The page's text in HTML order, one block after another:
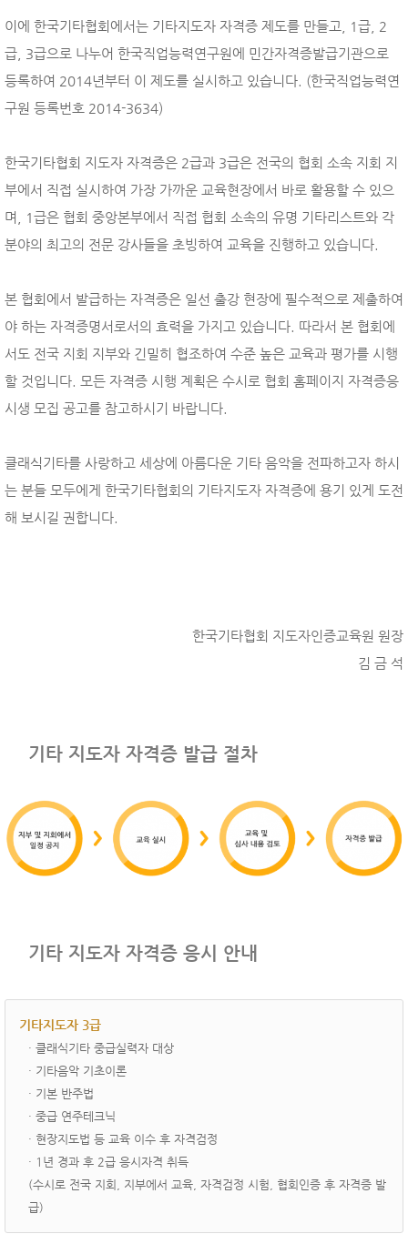
이에 한국기타협회에서는 기타지도자 자격증 제도를 만들고, 1급, 2
급, 3급으로 나누어 한국직업능력연구원에 민간자격증발급기관으로
등록하여 2014년부터 이 제도를 실시하고 있습니다. (한국직업능력연
구원 등록번호 2014-3634)
한국기타협회 지도자 자격증은 2급과 3급은 전국의 협회 소속 지회 지
부에서 직접 실시하여 가장 가까운 교육현장에서 바로 활용할 수 있으
며, 1급은 협회 중앙본부에서 직접 협회 소속의 유명 기타리스트와 각
분야의 최고의 전문 강사들을 초빙하여 교육을 진행하고 있습니다.
본 협회에서 발급하는 자격증은 일선 출강 현장에 필수적으로 제출하여
야 하는 자격증명서로서의 효력을 가지고 있습니다. 따라서 본 협회에
서도 전국 지회 지부와 긴밀히 협조하여 수준 높은 교육과 평가를 시행
할 것입니다. 모든 자격증 시행 계획은 수시로 협회 홈페이지 자격증응
시생 모집 공고를 참고하시기 바랍니다.
클래식기타를 사랑하고 세상에 아름다운 기타 음악을 전파하고자 하시
는 분들 모두에게 한국기타협회의 기타지도자 자격증에 용기 있게 도전
해 보시길 권합니다.
한국기타협회 지도자인증교육원 원장
김 금 석
기타 지도자 자격증 발급 절차
기타 지도자 자격증 응시 안내
기타지도자 3급
· ­클래식기타 중급실력자 대상
· 기타음악 기초이론
· 기본 반주법
· 중급 연주테크닉
· 현장지도법 등 교육 이수 후 자격검정
· 1년 경과 후 2급 응시자격 취득
(수시로 전국 지회, 지부에서 교육, 자격검정 시험, 협회인증 후 자격증 발
급)